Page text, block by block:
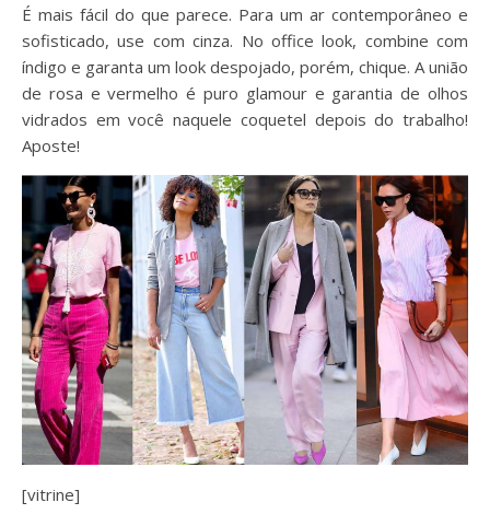
É mais fácil do que parece. Para um ar contemporâneo e
sofisticado, use com cinza. No office look, combine com
índigo e garanta um look despojado, porém, chique. A união
de rosa e vermelho é puro glamour e garantia de olhos
vidrados em você naquele coquetel depois do trabalho!
Aposte!
[vitrine]